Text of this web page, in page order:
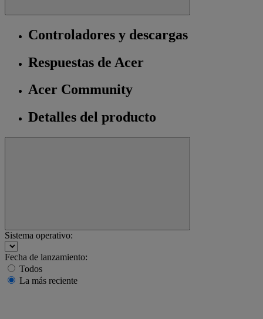
Controladores y descargas
Respuestas de Acer
Acer Community
Detalles del producto
Sistema operativo:
Fecha de lanzamiento:
Todos
La más reciente